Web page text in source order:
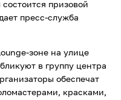
призовой
пресс-служба
зоне на улице
в группу центра
обеспечат
красками,